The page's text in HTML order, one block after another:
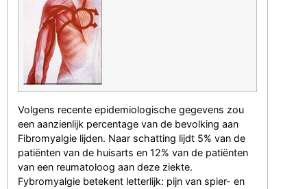
Volgens recente epidemiologische gegevens zou
een aanzienlijk percentage van de bevolking aan
Fibromyalgie lijden. Naar schatting lijdt 5% van de
patiënten van de huisarts en 12% van de patiënten
van een reumatoloog aan deze ziekte.
Fybromyalgie betekent letterlijk: pijn van spier- en